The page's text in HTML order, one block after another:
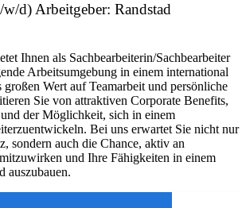
d) Arbeitgeber: Randstad
Ihnen als Sachbearbeiterin/Sachbearbeiter
Arbeitsumgebung in einem international
Wert auf Teamarbeit und persönliche
Sie von attraktiven Corporate Benefits,
der Möglichkeit, sich in einem
Bei uns erwartet Sie nicht nur
sondern auch die Chance, aktiv an
und Ihre Fähigkeiten in einem
auszubauen.